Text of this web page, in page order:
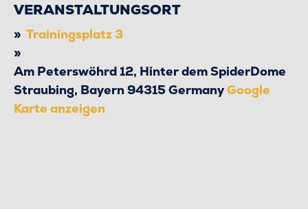
VERANSTALTUNGSORT
Trainingsplatz 3
Am Peterswöhrd 12, Hinter dem SpiderDome
Straubing, Bayern94315GermanyGoogle
Karte anzeigen